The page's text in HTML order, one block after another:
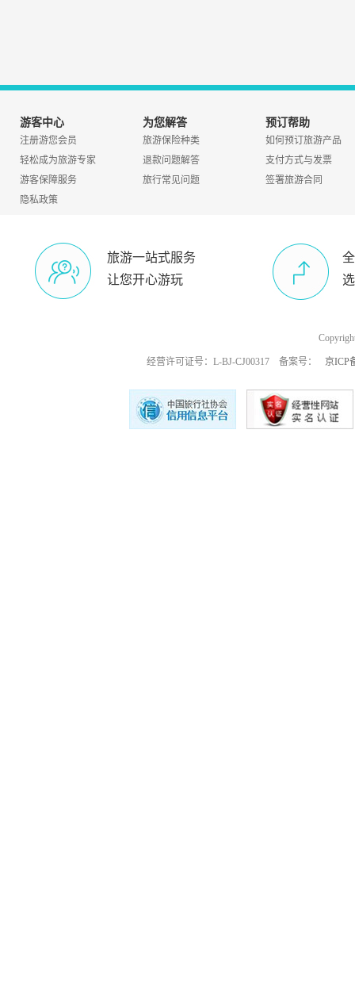
游客中心
注册游您会员
轻松成为旅游专家
游客保障服务
隐私政策
为您解答
旅游保险种类
退款问题解答
旅行常见问题
预订帮助
如何预订旅游产品
支付方式与发票
签署旅游合同
旅游一站式服务
让您开心游玩
经营许可证号：L-BJ-CJ00317 备案号： 京ICP